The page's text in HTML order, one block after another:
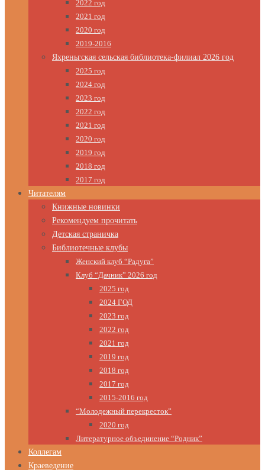
2022 год
2021 год
2020 год
2019-2016
Яхреньгская сельская библиотека-филиал 2026 год
2025 год
2024 год
2023 год
2022 год
2021 год
2020 год
2019 год
2018 год
2017 год
Читателям
Книжные новинки
Рекомендуем прочитать
Детская страничка
Библиотечные клубы
Женский клуб “Радуга”
Клуб “Дачник” 2026 год
2025 год
2024 ГОД
2023 год
2022 год
2021 год
2019 год
2018 год
2017 год
2015-2016 год
“Молодежный перекресток”
2020 год
Литературное объединение “Родник”
Коллегам
Краеведение